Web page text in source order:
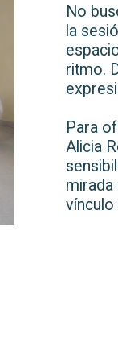
No
la
ritmo.
Para
Alicia
mirada